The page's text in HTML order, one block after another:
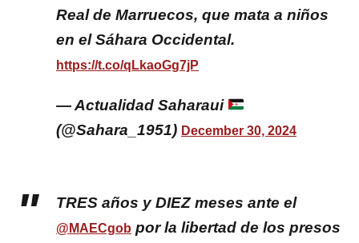
Real de Marruecos, que mata a niños
en el Sáhara Occidental.
https://t.co/qLkaoGg7jP
— Actualidad Saharaui
(@Sahara_1951) December 30, 2024
TRES años y DIEZ meses ante el
@MAECgob por la libertad de los presos